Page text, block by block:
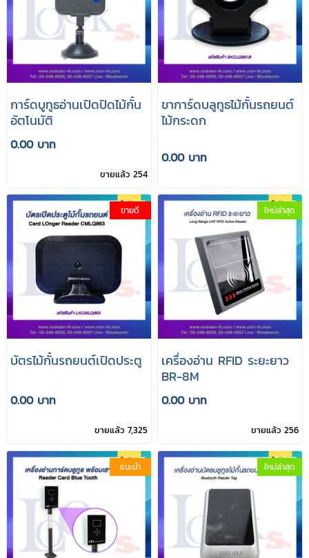
การ์ดบูทูธอ่านเปิดปิดไม้กั้น
อัตโนมัติ
0.00 บาท
ขายแล้ว 254
ขาการ์ดบลูทูธไม้กั้นรถยนต์
ไม้กระดก
0.00 บาท
ขายดี
บัตรไม้กั้นรถยนต์เปิดประตู
0.00 บาท
ขายแล้ว 7,325
ใหม่ล่าสุด
เครื่องอ่าน RFID ระยะยาว
BR-8M
0.00 บาท
ขายแล้ว 256
แนะนำ ใหม่ล่าสุด